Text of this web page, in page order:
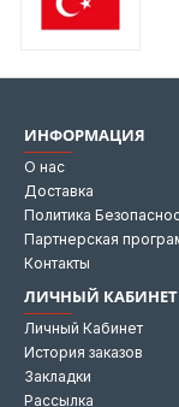
ИНФОРМАЦИЯ
О нас
Доставка
Политика
Партнерская
Контакты
ЛИЧНЫЙ КАБИНЕТ
Личный Кабинет
История заказов
Закладки
Рассылка